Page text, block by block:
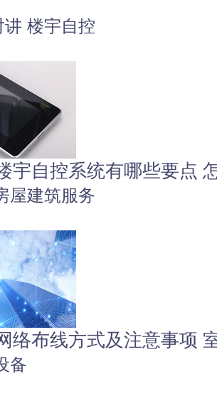
讲 楼宇自控
宇自控系统有哪些要点
屋建筑服务
络布线方式及注意事项
备